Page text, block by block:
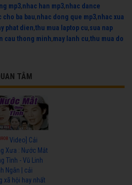
mp3,nhac han mp3,nhac dance
cho ba bau,nhac dong que mp3,nhac xua
phat dien,thu mua laptop cu,sua nap
cau thong minh,may lanh cu,thu mua do
TÂM
Video] Cải
Xưa : Nước Mắt
Tình - Vũ Linh
Ngân | cải
xã hội hay nhất